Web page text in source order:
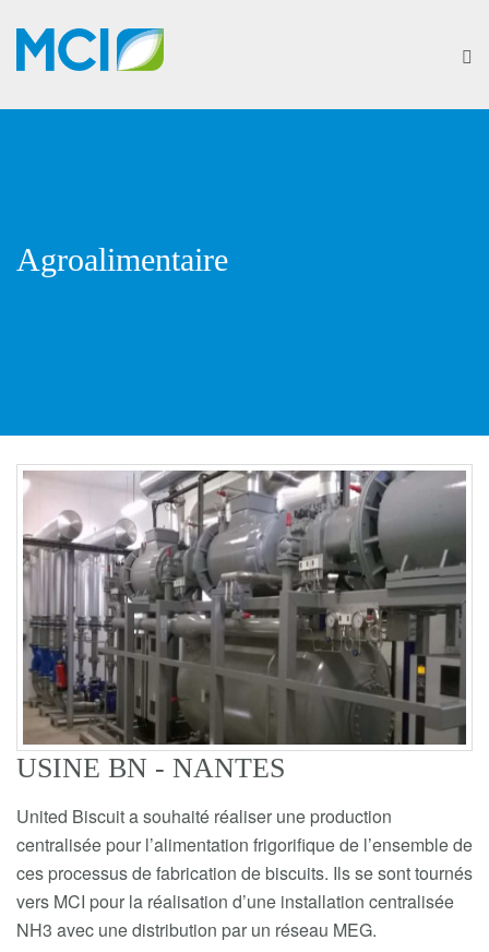
Agroalimentaire
USINE BN - NANTES
United Biscuit a souhaité réaliser une production
centralisée pour l’alimentation frigorifique de l’ensemble de
ces processus de fabrication de biscuits. Ils se sont tournés
vers MCI pour la réalisation d’une installation centralisée
NH3 avec une distribution par un réseau MEG.